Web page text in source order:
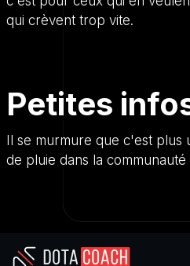
qui crèvent trop vite.
Petites
Il se murmure que c'est
de pluie dans la communauté